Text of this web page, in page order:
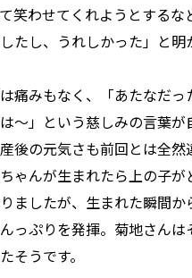
笑わせてくれようとするな
たし、うれしかった」と明
痛みもなく、「あたなだ
～」という慈しみの言葉が
後の元気さも前回とは全然
ゃんが生まれたら上の子
ましたが、生まれた瞬間か
っぷりを発揮。菊地さん
そうです。